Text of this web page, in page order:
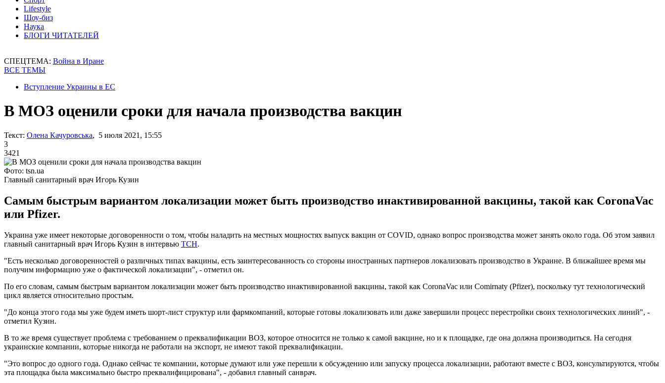
Lifestyle
Шоу-биз
Наука
БЛОГИ ЧИТАТЕЛЕЙ
СПЕЦТЕМА: Война в Иране
ВСЕ ТЕМЫ
Вступление Украины в ЕС
В МОЗ оценили сроки для начала производства вакцин
Текст: Олена Качуровська, 5 июля 2021, 15:55
3
3421
Фото: tsn.ua
Главный санитарный врач Игорь Кузин
Самым быстрым вариантом локализации может быть производство инактивированной вакцины, такой как CoronaVac
или Pfizer.
Украина уже имеет некоторые договоренности о том, чтобы наладить на местных мощностях выпуск вакцин от COVID, однако вопрос производства может занять около года. Об этом заявил
главный санитарный врач Игорь Кузин в интервью ТСН.
"Есть несколько договоренностей о различных типах вакцины, есть заинтересованность со стороны иностранных партнеров локализовать производство в Украине. В ближайшее время мы
получим информацию уже о фактической локализации", - отметил он.
По его словам, самым быстрым вариантом локализации может быть производство инактивированной вакцины, такой как CoronaVac или Comirnaty (Pfizer), поскольку тут технологический
цикл является относительно простым.
"До конца этого года мы уже будем иметь шорт-лист структур или фармкомпаний, которые готовы локализовать или даже завершили процесс перестройки своих технологических линий", -
отметил Кузин.
В то же время существует проблема с требованием о преквалификации ВОЗ, которое относится не только к самой вакцине, но и к площадке, где она должна производиться. На сегодня
украинские компании, которые никогда не работали на экспорт, не имеют такой преквалификации.
"Это вопрос до одного года. Однако сейчас те компании, которые думают или уже перешли к обсуждению или запуску процесса локализации, работают вместе с ВОЗ, консультируются, чтобы
эта площадка была максимально быстро преквалифицирована", - добавил главный санврач.